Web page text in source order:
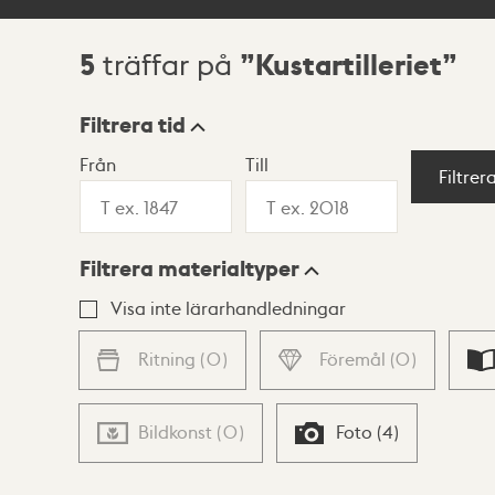
Sökresultat
5 träffar på Kustartilleriet
Visningsläge
Lista Karta
Filtrera tid
Från Till
Filtrera materialtyper
Visa inte lärarhandledningar
Ritning (0) Föremål (0)
Bildkonst (0) Foto (4)